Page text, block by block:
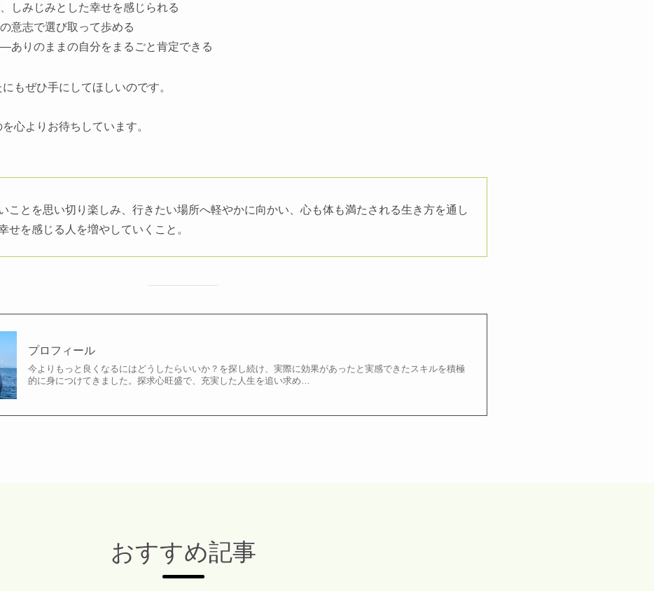
しみじみとした幸せを感じられる
意志で選び取って歩める
ありのままの自分をまるごと肯定できる
もぜひ手にしてほしいのです。
心よりお待ちしています。
ことを思い切り楽しみ、行きたい場所へ軽やかに向かい、心も体も満たされる生き方を通し
せを感じる人を増やしていくこと。
プロフィール
今よりもっと良くなるにはどうしたらいいか？を探し続け、実際に効果があったと実感できたスキルを積極
的に身につけてきました。探求心旺盛で、充実した人生を追い求め…
おすすめ記事